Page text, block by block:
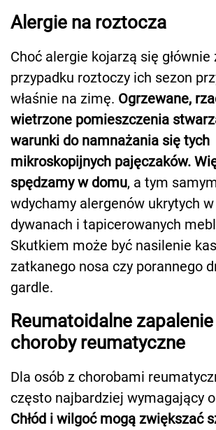
Alergie na roztocza
Choć alergie kojarzą się głównie
przypadku roztoczy ich sezon
właśnie na zimę. Ogrzewane,
wietrzone pomieszczenia
warunki do namnażania się tych
mikroskopijnych pajęczaków.
spędzamy w domu, a tym
wdychamy alergenów ukrytych
dywanach i tapicerowanych
Skutkiem może być nasilenie
zatkanego nosa czy porannego
gardle.
Reumatoidalne
choroby reumatyczne
Dla osób z chorobami
często najbardziej wymagający
Chłód i wilgoć mogą zwiększać